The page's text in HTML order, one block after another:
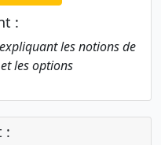
:
les notions de
et les options
: